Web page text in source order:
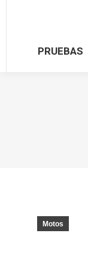
PRUEBAS
Motos